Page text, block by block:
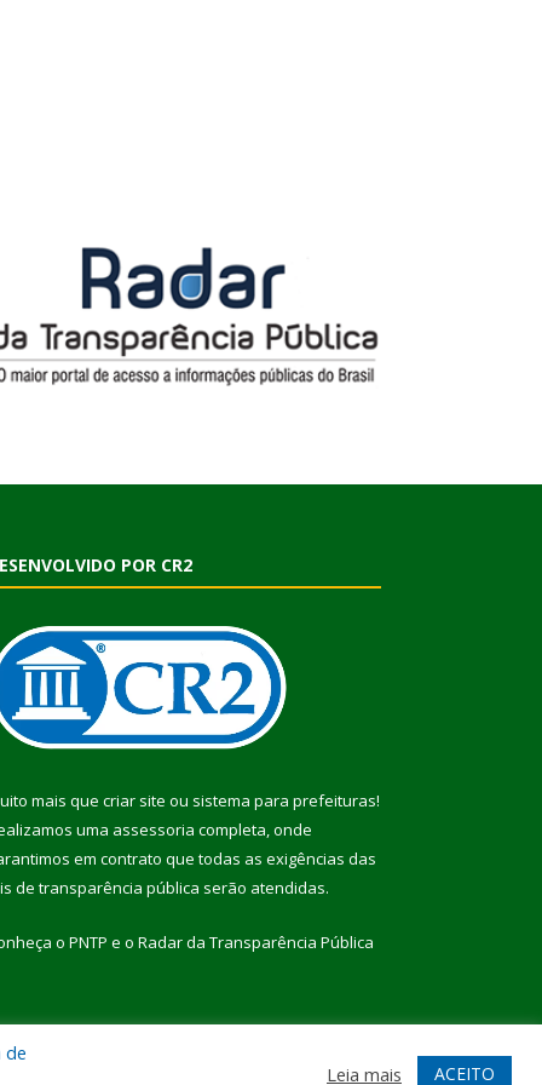
POR CR2
mais que criar site ou sistema para prefeituras!
uma assessoria completa, onde
em contrato que todas as exigências das
de transparência pública serão atendidas.
o PNTP e o Radar da Transparência Pública
Acessar Webmail
de
Leia mais ACEITO